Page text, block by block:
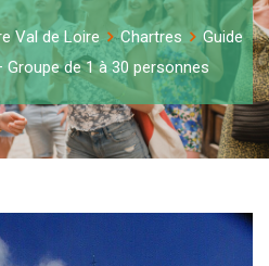
Val de Loire Chartres
Guide
Groupe de 1 à 30 personnes